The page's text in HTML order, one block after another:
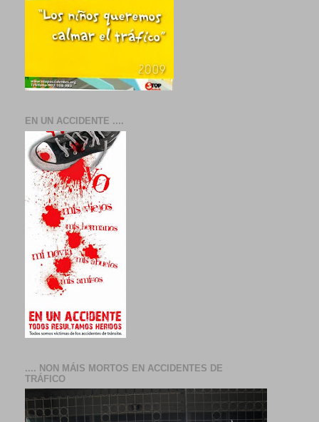
EN UN ACCIDENTE ....
.... NON MÁIS MORTOS EN ACCIDENTES DE
TRÁFICO